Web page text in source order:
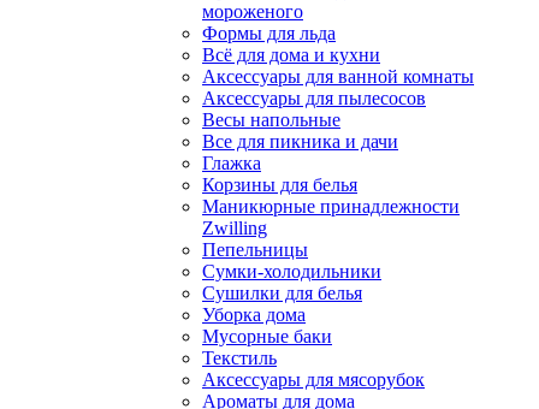
мороженого
Формы для льда
Всё для дома и кухни
Аксессуары для ванной комнаты
Аксессуары для пылесосов
Весы напольные
Все для пикника и дачи
Глажка
Корзины для белья
Маникюрные принадлежности
Zwilling
Пепельницы
Сумки-холодильники
Сушилки для белья
Уборка дома
Мусорные баки
Текстиль
Аксессуары для мясорубок
Ароматы для дома